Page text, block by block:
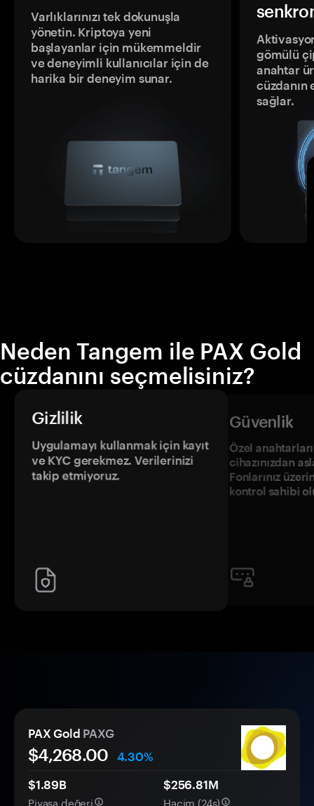
Varlıklarınızı tek dokunuşla
yönetin. Kriptoya yeni
başlayanlar için mükemmeldir
ve deneyimli kullanıcılar için de
harika bir deneyim sunar.
gömülü
anahtar
sağlar.
Neden Tangem ile PAX Gold
cüzdanını seçmelisiniz?
Gizlilik
Uygulamayı kullanmak için kayıt
ve KYC gerekmez. Verilerinizi
takip etmiyoruz.
Güvenlik
Özel
cihazınızdan
Fonlarınız
kontrol sahibi
PAX Gold PAXG
$4,268.00
4.30%
$1.89B
Piyasa değeri
$256.81M
Hacim (24s)